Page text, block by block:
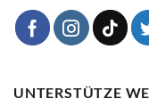
UNTERSTÜTZE